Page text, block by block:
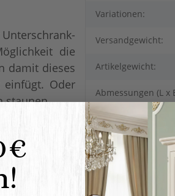
die
damit dieses
Oder
staunen.
sich einfach
Sie
Schrank
Variationen:
Versandgewicht:
Artikelgewicht:
Abmessungen (L x